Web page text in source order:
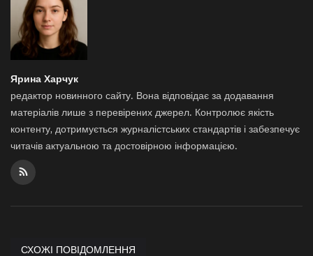
Ярина Харчук
редактор новинного сайту. Вона відповідає за додавання
матеріалів лише з перевірених джерел. Контролює якість
контенту, дотримується журналістських стандартів і забезпечує
читачів актуальною та достовірною інформацією.
СХОЖІ ПОВІДОМЛЕННЯ